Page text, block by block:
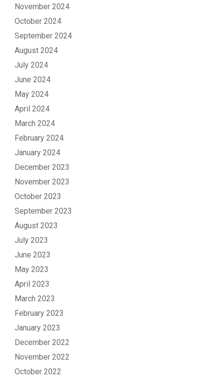
November 2024
October 2024
September 2024
August 2024
July 2024
June 2024
May 2024
April 2024
March 2024
February 2024
January 2024
December 2023
November 2023
October 2023
September 2023
August 2023
July 2023
June 2023
May 2023
April 2023
March 2023
February 2023
January 2023
December 2022
November 2022
October 2022